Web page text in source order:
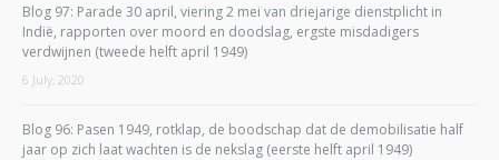
Blog 97: Parade 30 april, viering 2 mei van driejarige dienstplicht in
Indië, rapporten over moord en doodslag, ergste misdadigers
verdwijnen (tweede helft april 1949)
6 July, 2020
Blog 96: Pasen 1949, rotklap, de boodschap dat de demobilisatie half
jaar op zich laat wachten is de nekslag (eerste helft april 1949)